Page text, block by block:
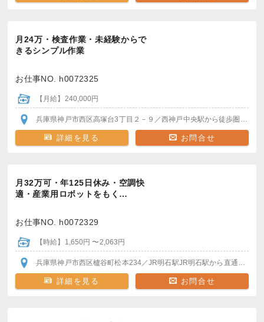
月24万・検査作業・未経験からで
きるシンプル作業
お仕事NO. h0072325
【月給】240,000円
兵庫県神戸市西区高塚台3丁目２－９ ／西神戸中央駅から徒歩圏内
詳細を見る お問合せ
月32万可・年125日休み・空調快
適・産業用ロボットをもく…
お仕事NO. h0072329
【時給】1,650円 〜2,063円
兵庫県神戸市西区櫨谷町松本234／JR明石駅JR明石駅から直通バスで20分程度
詳細を見る お問合せ